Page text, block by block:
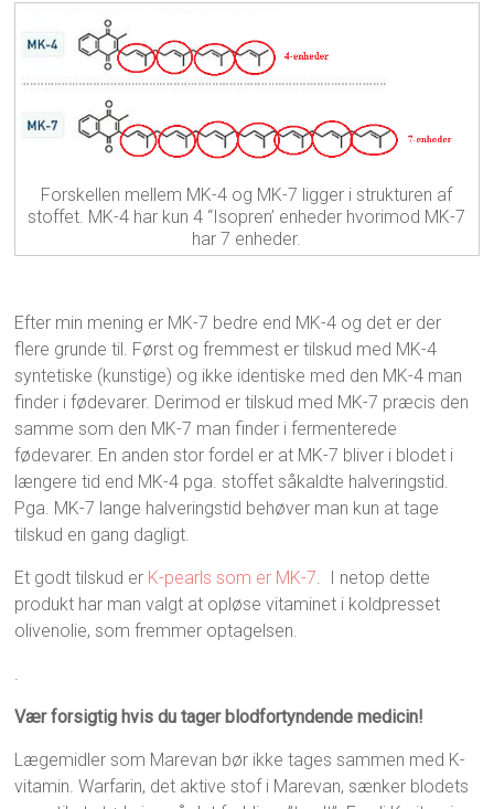
Forskellen mellem MK-4 og MK-7 ligger i strukturen af
stoffet. MK-4 har kun 4 “Isopren’ enheder hvorimod MK-7
har 7 enheder.
Efter min mening er MK-7 bedre end MK-4 og det er der
flere grunde til. Først og fremmest er tilskud med MK-4
syntetiske (kunstige) og ikke identiske med den MK-4 man
finder i fødevarer. Derimod er tilskud med MK-7 præcis den
samme som den MK-7 man finder i fermenterede
fødevarer. En anden stor fordel er at MK-7 bliver i blodet i
længere tid end MK-4 pga. stoffet såkaldte halveringstid.
Pga. MK-7 lange halveringstid behøver man kun at tage
tilskud en gang dagligt.
Et godt tilskud er K-pearls som er MK-7. I netop dette
produkt har man valgt at opløse vitaminet i koldpresset
olivenolie, som fremmer optagelsen.
.
Vær forsigtig hvis du tager blodfortyndende medicin!
Lægemidler som Marevan bør ikke tages sammen med K-
vitamin. Warfarin, det aktive stof i Marevan, sænker blodets